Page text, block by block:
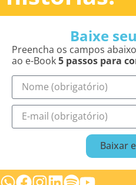
Baixe
Preencha os campos
ao e-Book5 passos para
Baixar